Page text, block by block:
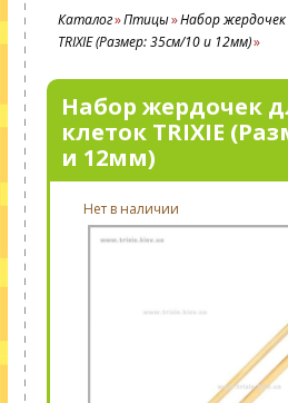
Каталог Птицы Набор
TRIXIE (Размер: 35см/10 и 12мм)
Набор жердочек
клеток TRIXIE
и 12мм)
Нет в наличии